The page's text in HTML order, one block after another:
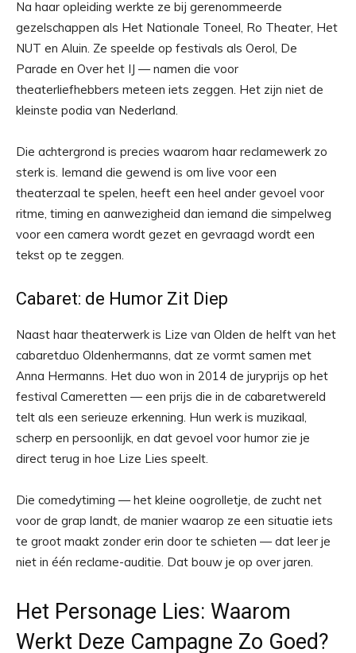
Na haar opleiding werkte ze bij gerenommeerde
gezelschappen als Het Nationale Toneel, Ro Theater, Het
NUT en Aluin. Ze speelde op festivals als Oerol, De
Parade en Over het IJ — namen die voor
theaterliefhebbers meteen iets zeggen. Het zijn niet de
kleinste podia van Nederland.
Die achtergrond is precies waarom haar reclamewerk zo
sterk is. Iemand die gewend is om live voor een
theaterzaal te spelen, heeft een heel ander gevoel voor
ritme, timing en aanwezigheid dan iemand die simpelweg
voor een camera wordt gezet en gevraagd wordt een
tekst op te zeggen.
Cabaret: de Humor Zit Diep
Naast haar theaterwerk is Lize van Olden de helft van het
cabaretduo Oldenhermanns, dat ze vormt samen met
Anna Hermanns. Het duo won in 2014 de juryprijs op het
festival Cameretten — een prijs die in de cabaretwereld
telt als een serieuze erkenning. Hun werk is muzikaal,
scherp en persoonlijk, en dat gevoel voor humor zie je
direct terug in hoe Lize Lies speelt.
Die comedytiming — het kleine oogrolletje, de zucht net
voor de grap landt, de manier waarop ze een situatie iets
te groot maakt zonder erin door te schieten — dat leer je
niet in één reclame-auditie. Dat bouw je op over jaren.
Het Personage Lies: Waarom
Werkt Deze Campagne Zo Goed?